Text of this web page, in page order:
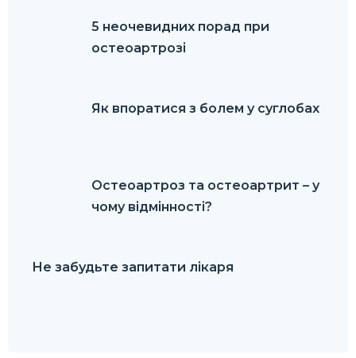
5 неочевидних порад при
остеоартрозі
Як впоратися з болем у суглобах
Остеоартроз та остеоартрит – у
чому відмінності?
Не забудьте запитати лікаря